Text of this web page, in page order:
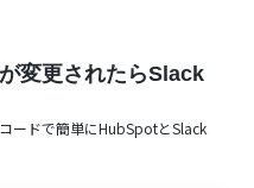
変更されたらSlack
ードで簡単にHubSpotとSlack